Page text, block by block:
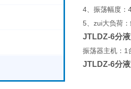
4、振荡幅度：
5、zui大负荷
JTLDZ-6分
振荡器主机：1
JTLDZ-6分